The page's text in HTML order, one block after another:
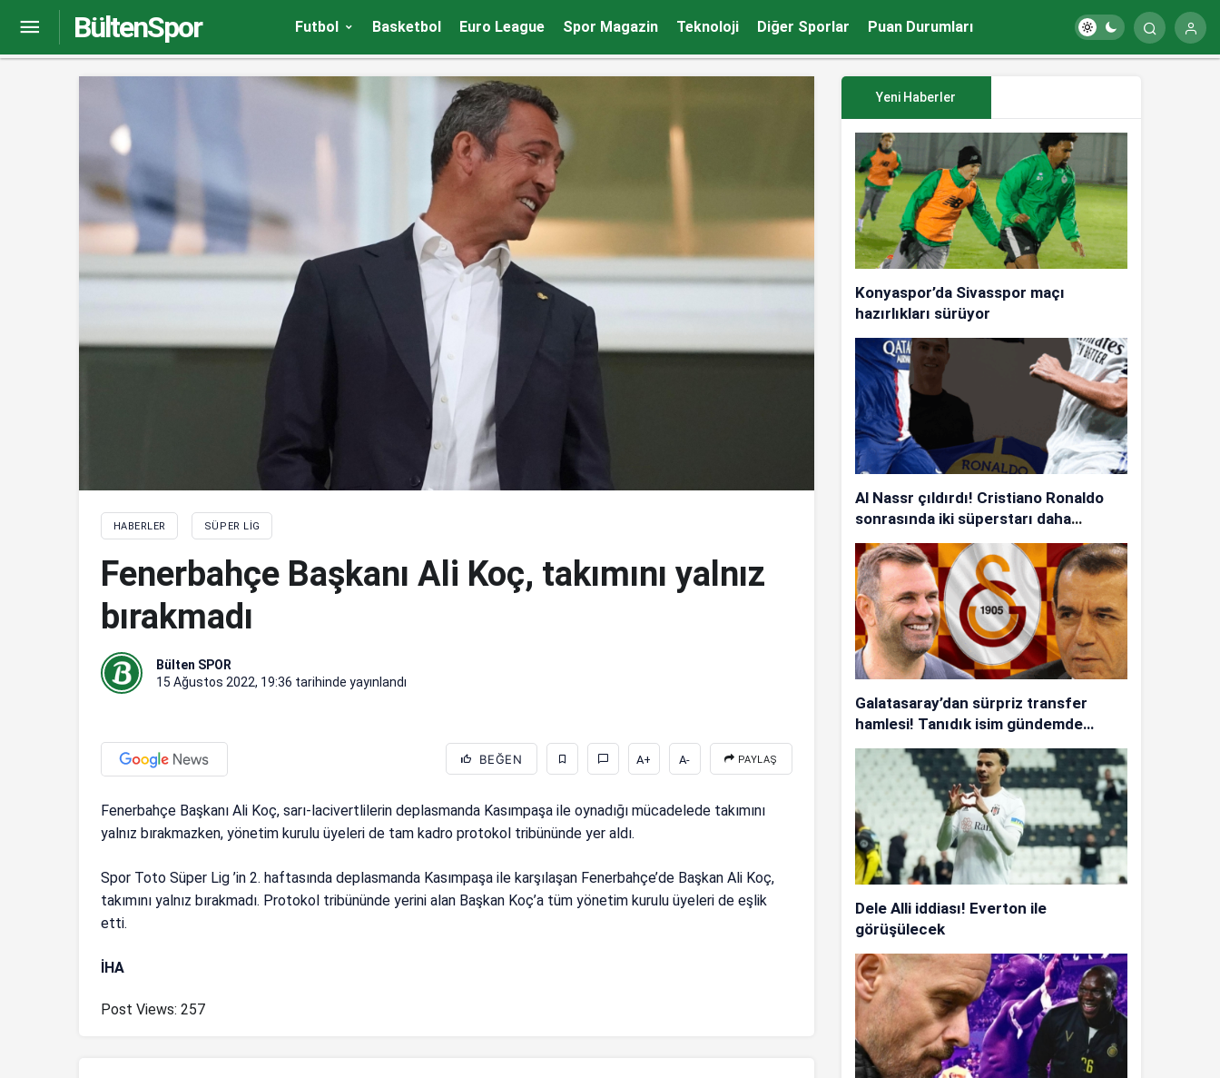
BültenSpor Futbol Basketbol Euro League Spor Magazin Teknoloji Diğer Sporlar Puan Durumları
HABERLER SÜPER LIG
Fenerbahçe Başkanı Ali Koç, takımını yalnız
bırakmadı
Bülten SPOR
15 Ağustos 2022, 19:36 tarihinde yayınlandı
BEĞEN A+ A- PAYLAŞ
Fenerbahçe Başkanı Ali Koç, sarı-lacivertlilerin deplasmanda Kasımpaşa ile oynadığı mücadelede takımını
yalnız bırakmazken, yönetim kurulu üyeleri de tam kadro protokol tribününde yer aldı.
Spor Toto Süper Lig ’in 2. haftasında deplasmanda Kasımpaşa ile karşılaşan Fenerbahçe’de Başkan Ali Koç,
takımını yalnız bırakmadı. Protokol tribününde yerini alan Başkan Koç’a tüm yönetim kurulu üyeleri de eşlik
etti.
İHA
Post Views: 257
Yeni Haberler
Konyaspor’da Sivasspor maçı
hazırlıkları sürüyor
Al Nassr çıldırdı! Cristiano Ronaldo
sonrasında iki süperstarı daha
istiyorlar…
Galatasaray’dan sürpriz transfer
hamlesi! Tanıdık isim gündemde…
Dele Alli iddiası! Everton ile
görüşülecek
Fenerbahçe’de Joshua King, Süper Lig kariyerinde ilk golünü attı